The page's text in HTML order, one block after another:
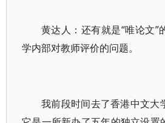
黄达人：还有就是“唯论文”
学内部对教师评价的问题。
我前段时间去了香港中文大